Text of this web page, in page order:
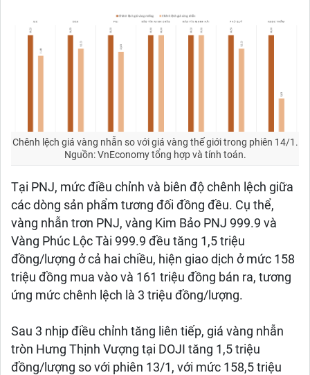
Chênh lệch giá vàng nhẫn so với giá vàng thế giới trong phiên 14/1.
Nguồn: VnEconomy tổng hợp và tính toán.
Tại PNJ, mức điều chỉnh và biên độ chênh lệch giữa
các dòng sản phẩm tương đối đồng đều. Cụ thể,
vàng nhẫn trơn PNJ, vàng Kim Bảo PNJ 999.9 và
Vàng Phúc Lộc Tài 999.9 đều tăng 1,5 triệu
đồng/lượng ở cả hai chiều, hiện giao dịch ở mức 158
triệu đồng mua vào và 161 triệu đồng bán ra, tương
ứng mức chênh lệch là 3 triệu đồng/lượng.
Sau 3 nhịp điều chỉnh tăng liên tiếp, giá vàng nhẫn
tròn Hưng Thịnh Vượng tại DOJI tăng 1,5 triệu
đồng/lượng so với phiên 13/1, với mức 158,5 triệu